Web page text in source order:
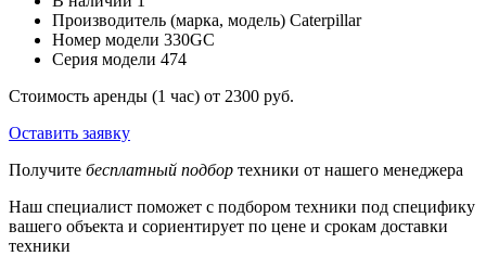
Производитель (марка, модель) Caterpillar
Номер модели 330GC
Серия модели 474
Стоимость аренды (1 час) от 2300 руб.
Оставить заявку
Получите бесплатный подбор техники от нашего менеджера
Наш специалист поможет с подбором техники под специфику
вашего объекта и сориентирует по цене и срокам доставки
техники